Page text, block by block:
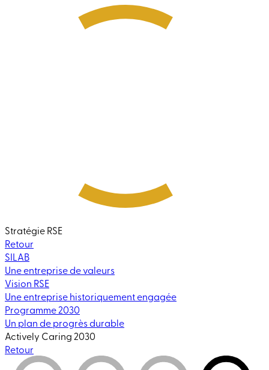
Stratégie RSE
Retour
SILAB
Une entreprise de valeurs
Vision RSE
Une entreprise historiquement engagée
Programme 2030
Un plan de progrès durable
Actively Caring 2030
Retour